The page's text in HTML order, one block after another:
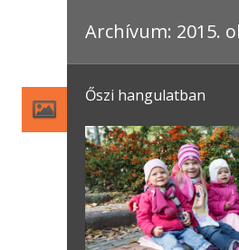
Archívum: 2015.
Őszi hangulatban